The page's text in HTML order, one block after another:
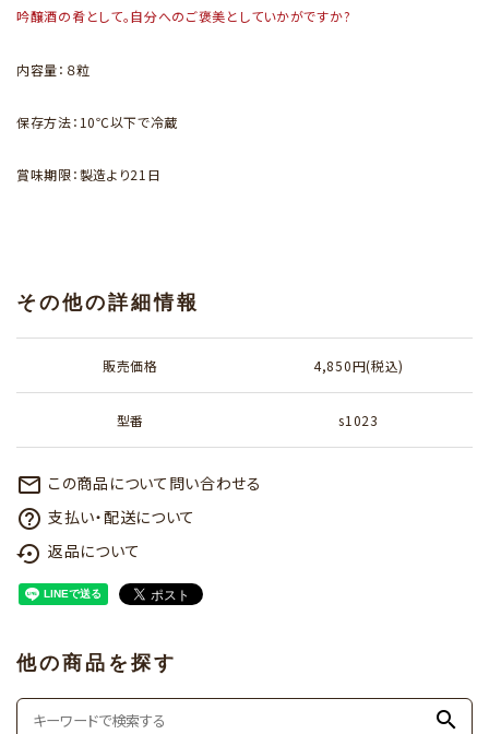
吟醸酒の肴として。自分へのご褒美としていかがですか?
内容量：８粒
保存方法：10℃以下で冷蔵
賞味期限：製造より21日
その他の詳細情報
販売価格 4,850円(税込)
型番 s1023
mail_outline この商品について問い合わせる
help_outline 支払い・配送について
settings_backup_restore 返品について
他の商品を探す
search